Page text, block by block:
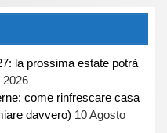
la prossima estate potrà
2026
come rinfrescare casa
davvero) 10 Agosto